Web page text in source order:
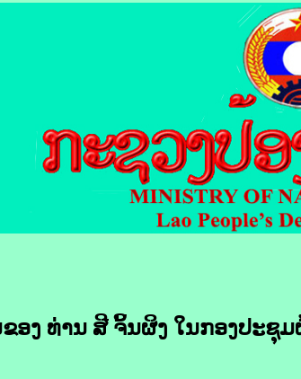
ອງ ທ່ານ ສີ​ ຈິ້ນ​ຜິງ ໃນ​ກອງ​ປະຊຸ